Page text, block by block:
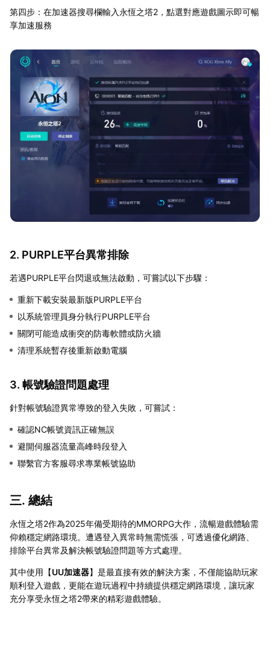
第四步：在加速器搜尋欄輸入永恆之塔2，點選對應遊戲圖示即可暢
享加速服務
2. PURPLE平台異常排除
若遇PURPLE平台閃退或無法啟動，可嘗試以下步驟：
重新下載安裝最新版PURPLE平台
以系統管理員身分執行PURPLE平台
關閉可能造成衝突的防毒軟體或防火牆
清理系統暫存後重新啟動電腦
3. 帳號驗證問題處理
針對帳號驗證異常導致的登入失敗，可嘗試：
確認NC帳號資訊正確無誤
避開伺服器流量高峰時段登入
聯繫官方客服尋求專業帳號協助
三. 總結
永恆之塔2作為2025年備受期待的MMORPG大作，流暢遊戲體驗需
仰賴穩定網路環境。遭遇登入異常時無需慌張，可透過優化網路、
排除平台異常及解決帳號驗證問題等方式處理。
其中使用【UU加速器】是最直接有效的解決方案，不僅能協助玩家
順利登入遊戲，更能在遊玩過程中持續提供穩定網路環境，讓玩家
充分享受永恆之塔2帶來的精彩遊戲體驗。